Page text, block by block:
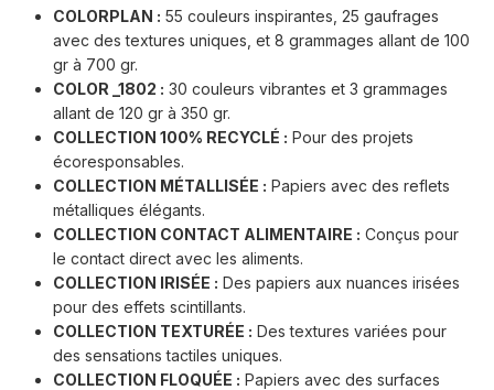
COLORPLAN : 55 couleurs inspirantes, 25 gaufrages
avec des textures uniques, et 8 grammages allant de 100
gr à 700 gr.
COLOR _1802 : 30 couleurs vibrantes et 3 grammages
allant de 120 gr à 350 gr.
COLLECTION 100% RECYCLÉ : Pour des projets
écoresponsables.
COLLECTION MÉTALLISÉE : Papiers avec des reflets
métalliques élégants.
COLLECTION CONTACT ALIMENTAIRE : Conçus pour
le contact direct avec les aliments.
COLLECTION IRISÉE : Des papiers aux nuances irisées
pour des effets scintillants.
COLLECTION TEXTURÉE : Des textures variées pour
des sensations tactiles uniques.
COLLECTION FLOQUÉE : Papiers avec des surfaces